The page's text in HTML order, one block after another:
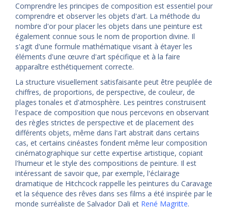
Comprendre les principes de composition est essentiel pour
comprendre et observer les objets d'art. La méthode du
nombre d'or pour placer les objets dans une peinture est
également connue sous le nom de proportion divine. Il
s'agit d'une formule mathématique visant à étayer les
éléments d'une œuvre d'art spécifique et à la faire
apparaître esthétiquement correcte.
La structure visuellement satisfaisante peut être peuplée de
chiffres, de proportions, de perspective, de couleur, de
plages tonales et d'atmosphère. Les peintres construisent
l'espace de composition que nous percevons en observant
des règles strictes de perspective et de placement des
différents objets, même dans l'art abstrait dans certains
cas, et certains cinéastes fondent même leur composition
cinématographique sur cette expertise artistique, copiant
l'humeur et le style des compositions de peinture. Il est
intéressant de savoir que, par exemple, l'éclairage
dramatique de Hitchcock rappelle les peintures du Caravage
et la séquence des rêves dans ses films a été inspirée par le
monde surréaliste de Salvador Dali et René Magritte.